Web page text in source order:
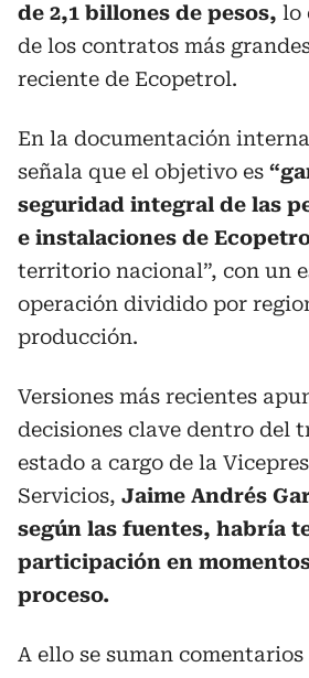
de 2,1 billones de pesos, lo
de los contratos más
reciente de Ecopetrol.
En la documentación
señala que el objetivo es
seguridad integral de las
e instalaciones de
territorio nacional”, con un
operación dividido por
producción.
Versiones más recientes
decisiones clave dentro del
estado a cargo de la
Servicios, Jaime Andrés
según las fuentes, habría
participación en
proceso.
A ello se suman comentarios